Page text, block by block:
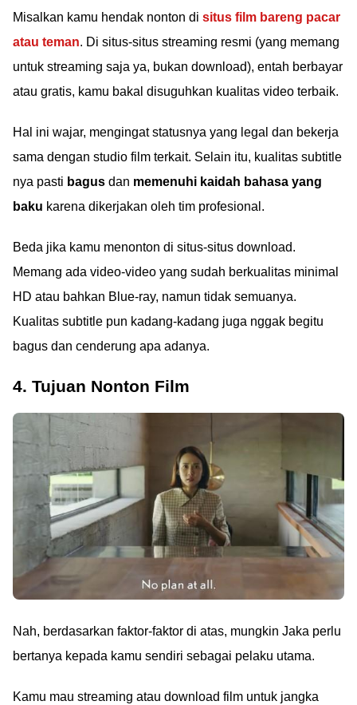
Misalkan kamu hendak nonton di situs film bareng pacar
atau teman. Di situs-situs streaming resmi (yang memang
untuk streaming saja ya, bukan download), entah berbayar
atau gratis, kamu bakal disuguhkan kualitas video terbaik.
Hal ini wajar, mengingat statusnya yang legal dan bekerja
sama dengan studio film terkait. Selain itu, kualitas subtitle
nya pasti bagus dan memenuhi kaidah bahasa yang
baku karena dikerjakan oleh tim profesional.
Beda jika kamu menonton di situs-situs download.
Memang ada video-video yang sudah berkualitas minimal
HD atau bahkan Blue-ray, namun tidak semuanya.
Kualitas subtitle pun kadang-kadang juga nggak begitu
bagus dan cenderung apa adanya.
4. Tujuan Nonton Film
Nah, berdasarkan faktor-faktor di atas, mungkin Jaka perlu
bertanya kepada kamu sendiri sebagai pelaku utama.
Kamu mau streaming atau download film untuk jangka